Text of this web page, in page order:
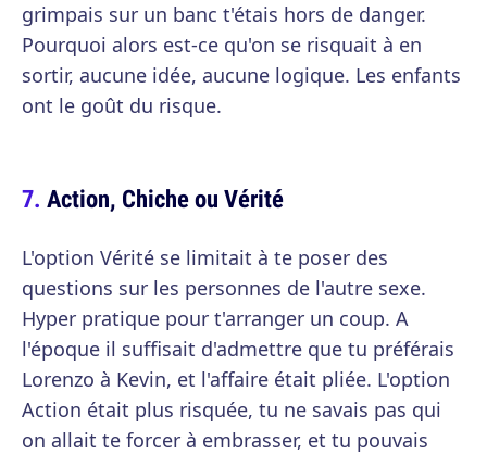
grimpais sur un banc t'étais hors de danger.
Pourquoi alors est-ce qu'on se risquait à en
sortir, aucune idée, aucune logique. Les enfants
ont le goût du risque.
Action, Chiche ou Vérité
L'option Vérité se limitait à te poser des
questions sur les personnes de l'autre sexe.
Hyper pratique pour t'arranger un coup. A
l'époque il suffisait d'admettre que tu préférais
Lorenzo à Kevin, et l'affaire était pliée. L'option
Action était plus risquée, tu ne savais pas qui
on allait te forcer à embrasser, et tu pouvais